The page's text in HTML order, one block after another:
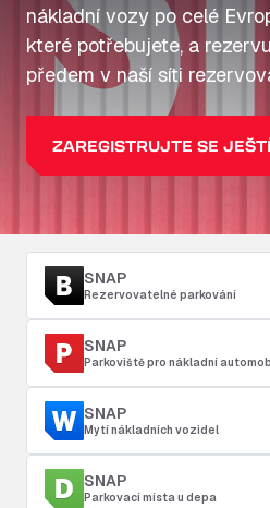
nákladní vozy po celé
které potřebujete, a
předem v naší síti
ZAREGISTRUJTE SE
SNAP
Rezervovatelné parkování
SNAP
Parkoviště pro nákladní
SNAP
Mytí nákladních vozidel
SNAP
Parkovací místa u depa